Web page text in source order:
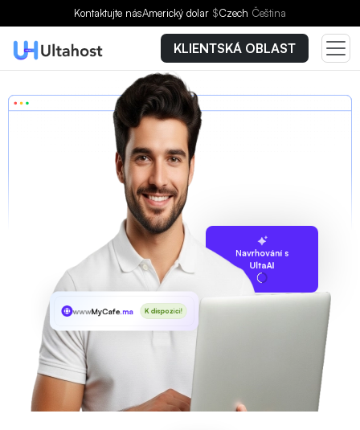
Kontaktujte násAmerický dolar $Czech Čeština
KLIENTSKÁ OBLAST
Navrhování s
UltaAI
wwwMyCafe.ma K dispozici!